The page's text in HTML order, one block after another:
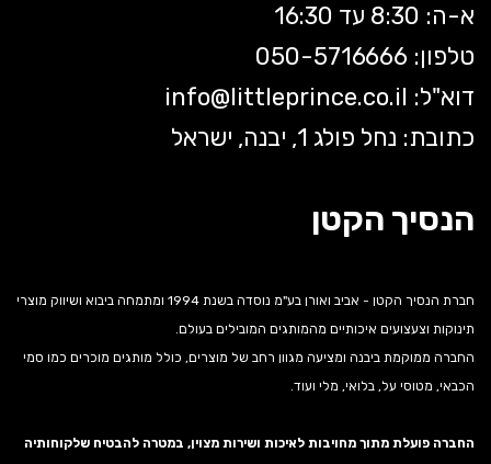
א-ה: 8:30 עד 16:30
טלפון: 050-5 716666
דוא"ל:
info@littleprince.co.il
כתובת: נחל פולג 1, יבנה, ישראל
הנסיך הקטן
חברת הנסיך הקטן - אביב ואורן בע"מ נוסדה בשנת 1994 ומתמחה ביבוא ושיווק מוצרי
תינוקות וצעצועים איכותיים מהמותגים המובילים בעולם.
החברה ממוקמת ביבנה ומציעה מגוון רחב של מוצרים, כולל מותגים מוכרים כמו סמי
הכבאי, מטוסי על, בלואי, מלי ועוד.
החברה פועלת מתוך מחויבות לאיכות ושירות מצוין, במטרה להבטיח שלקוחותיה